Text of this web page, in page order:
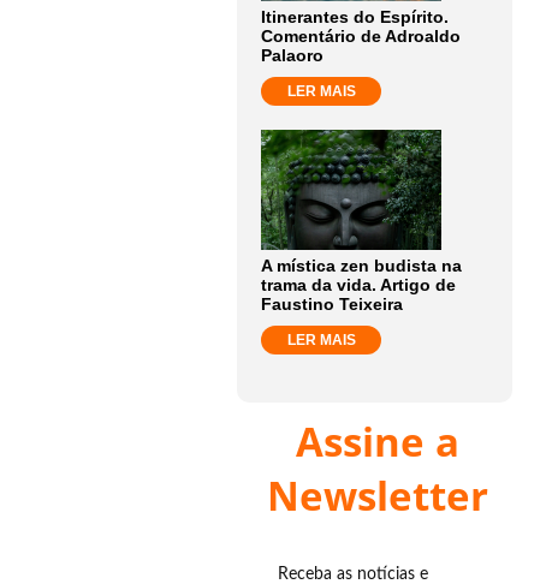
Itinerantes do Espírito.
Comentário de Adroaldo
Palaoro
LER MAIS
A mística zen budista na
trama da vida. Artigo de
Faustino Teixeira
LER MAIS
Assine a
Newsletter
Receba as notícias e